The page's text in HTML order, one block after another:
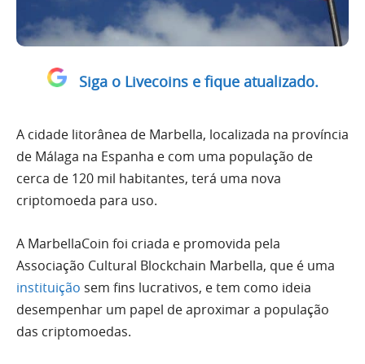
Siga o Livecoins e fique atualizado.
A cidade litorânea de Marbella, localizada na província
de Málaga na Espanha e com uma população de
cerca de 120 mil habitantes, terá uma nova
criptomoeda para uso.
A MarbellaCoin foi criada e promovida pela
Associação Cultural Blockchain Marbella, que é uma
instituição sem fins lucrativos, e tem como ideia
desempenhar um papel de aproximar a população
das criptomoedas.